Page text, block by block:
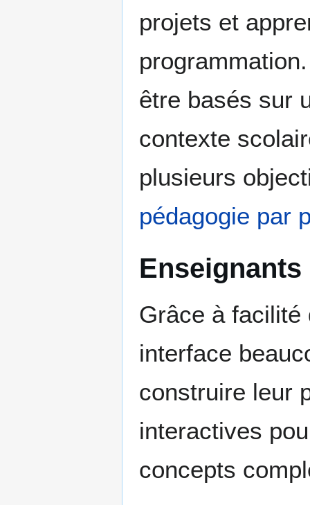
projets et
être basés sur
contexte
plusieurs
pédagogie par
Enseignants
Grâce à
interface
construire leur
interactives
concepts